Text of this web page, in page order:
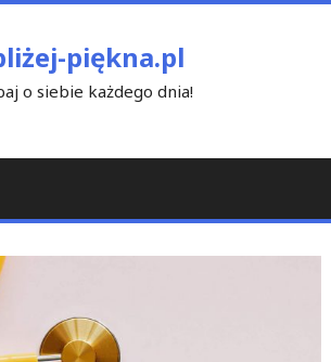
piękna.pl
o siebie każdego dnia!